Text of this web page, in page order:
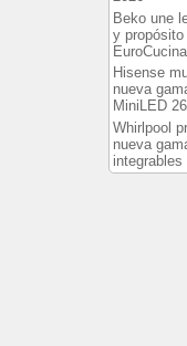
Beko une
y propósito
Hisense
nueva
MiniLED 26
Whirlpool
nueva
integrables